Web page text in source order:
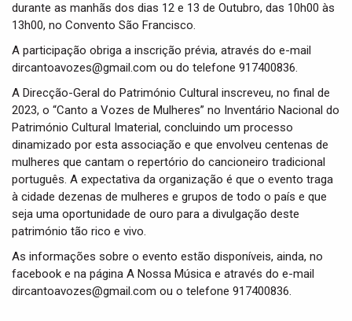
durante as manhãs dos dias 12 e 13 de Outubro, das 10h00 às
13h00, no Convento São Francisco.
A participação obriga a inscrição prévia, através do e-mail
dircantoavozes@gmail.com ou do telefone 917400836.
A Direcção-Geral do Património Cultural inscreveu, no final de
2023, o “Canto a Vozes de Mulheres” no Inventário Nacional do
Património Cultural Imaterial, concluindo um processo
dinamizado por esta associação e que envolveu centenas de
mulheres que cantam o repertório do cancioneiro tradicional
português. A expectativa da organização é que o evento traga
à cidade dezenas de mulheres e grupos de todo o país e que
seja uma oportunidade de ouro para a divulgação deste
património tão rico e vivo.
As informações sobre o evento estão disponíveis, ainda, no
facebook e na página A Nossa Música e através do e-mail
dircantoavozes@gmail.com ou o telefone 917400836.